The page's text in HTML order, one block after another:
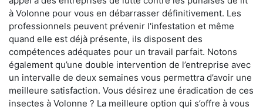
à Volonne pour vous en débarrasser définitivement. Les
professionnels peuvent prévenir l'infestation et même
quand elle est déjà présente, ils disposent des
compétences adéquates pour un travail parfait. Notons
également qu’une double intervention de l’entreprise avec
un intervalle de deux semaines vous permettra d’avoir une
meilleure satisfaction. Vous désirez une éradication de ces
insectes à Volonne ? La meilleure option qui s’offre à vous